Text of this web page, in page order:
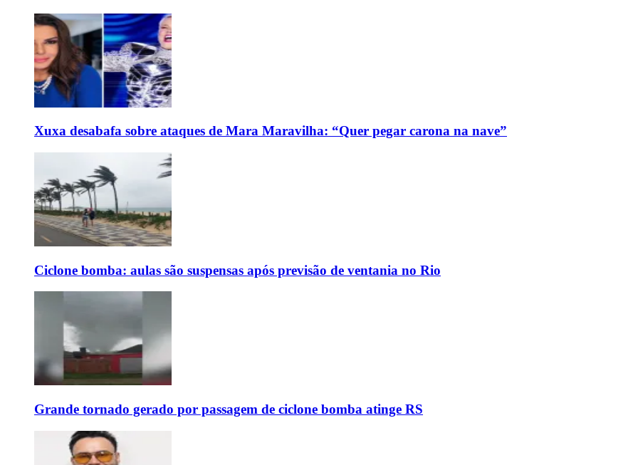
Xuxa desabafa sobre ataques de Mara Maravilha: “Quer pegar carona na nave”
Ciclone bomba: aulas são suspensas após previsão de ventania no Rio
Grande tornado gerado por passagem de ciclone bomba atinge RS